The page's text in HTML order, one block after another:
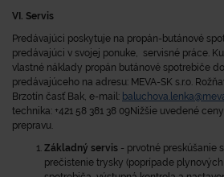
VI. Servis
Predávajúci poskytuje na propán-butánové
predávajúci v svojej ponuke, servisné práce.
vlastné náklady propán butánové spotrebiče
predávajúceho na adresu: MEVA-SK s.r.o.
Brzotín časť Bak, e-mail:
technika: +421 58 381 38 09Nižšie uvedené
prepravu.
Základný servis - prvotné preskúšanie
prečistenie trysky (poprípade